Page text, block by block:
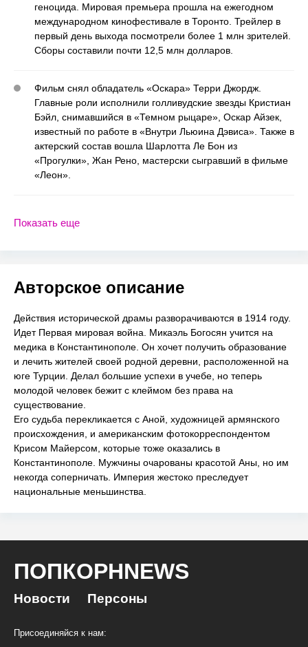
геноцида. Мировая премьера прошла на ежегодном
международном кинофестивале в Торонто. Трейлер в
первый день выхода посмотрели более 1 млн зрителей.
Сборы составили почти 12,5 млн долларов.
Фильм снял обладатель «Оскара» Терри Джордж.
Главные роли исполнили голливудские звезды Кристиан
Бэйл, снимавшийся в «Темном рыцаре», Оскар Айзек,
известный по работе в «Внутри Льюина Дэвиса». Также в
актерский состав вошла Шарлотта Ле Бон из
«Прогулки», Жан Рено, мастерски сыгравший в фильме
«Леон».
Показать еще
Авторское описание
Действия исторической драмы разворачиваются в 1914 году.
Идет Первая мировая война. Микаэль Богосян учится на
медика в Константинополе. Он хочет получить образование
и лечить жителей своей родной деревни, расположенной на
юге Турции. Делал большие успехи в учебе, но теперь
молодой человек бежит с клеймом без права на
существование.
Его судьба перекликается с Аной, художницей армянского
происхождения, и американским фотокорреспондентом
Крисом Майерсом, которые тоже оказались в
Константинополе. Мужчины очарованы красотой Аны, но им
некогда соперничать. Империя жестоко преследует
национальные меньшинства.
ПОПКОРНNEWS
Новости Персоны
Присоединяйся к нам: